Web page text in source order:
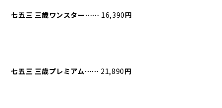
七五三 三歳ワンスター⋯⋯ 16,390円
七五三 三歳プレミアム⋯⋯ 21,890円